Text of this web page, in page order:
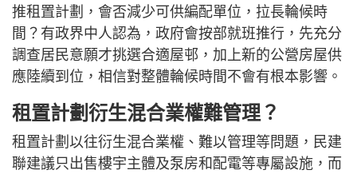
推租置計劃，會否減少可供編配單位，拉長輪候時
間？有政界中人認為，政府會按部就班推行，先充分
調查居民意願才挑選合適屋邨，加上新的公營房屋供
應陸續到位，相信對整體輪候時間不會有根本影響。
租置計劃衍生混合業權難管理？
租置計劃以往衍生混合業權、難以管理等問題，民建
聯建議只出售樓宇主體及泵房和配電等專屬設施，而